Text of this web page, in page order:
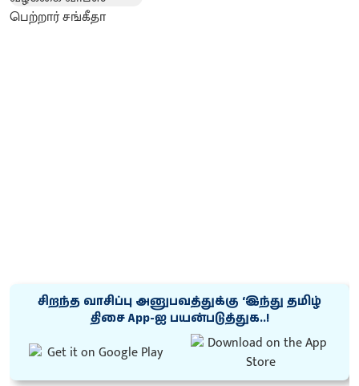
சிறந்த வாசிப்பு அனுபவத்துக்கு ‘இந்து தமிழ்
திசை App-ஐ பயன்படுத்துக..!